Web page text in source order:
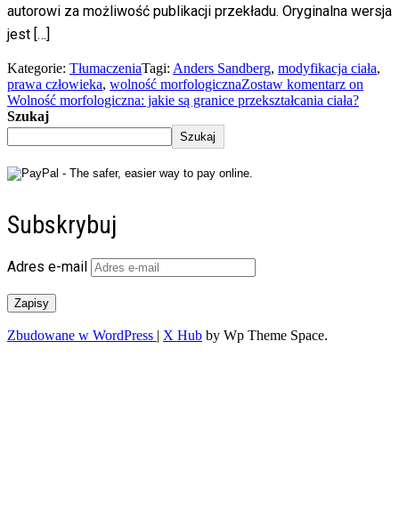
autorowi za możliwość publikacji przekładu. Oryginalna wersja
jest […]
Kategorie: TłumaczeniaTagi: Anders Sandberg, modyfikacja ciała,
prawa człowieka, wolność morfologicznaZostaw komentarz on
Wolność morfologiczna: jakie są granice przekształcania ciała?
Szukaj
Szukaj
Subskrybuj
Adres e-mail
Zapisy
Zbudowane w WordPress | X Hub by Wp Theme Space.